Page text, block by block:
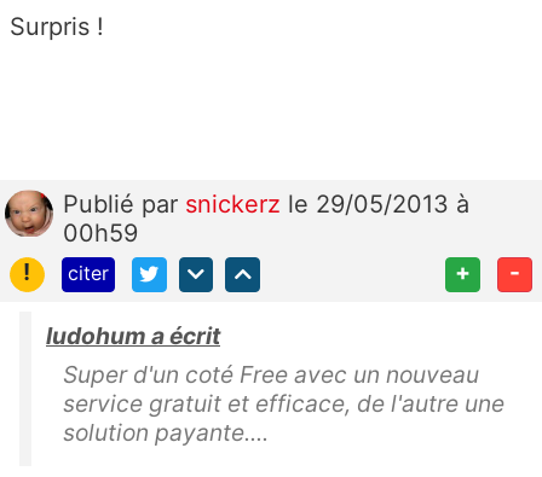
Surpris !
Publié par snickerz le 29/05/2013 à
00h59
!
citer + -
ludohum a écrit
Super d'un coté Free avec un nouveau
service gratuit et efficace, de l'autre une
solution payante....